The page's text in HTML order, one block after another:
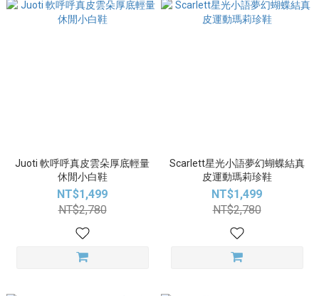
Juoti 軟呼呼真皮雲朵厚底輕量
休閒小白鞋
NT$1,499
NT$2,780
Scarlett星光小語夢幻蝴蝶結真
皮運動瑪莉珍鞋
NT$1,499
NT$2,780